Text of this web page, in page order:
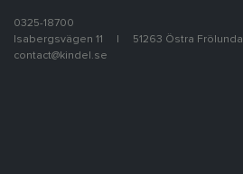
0325-18700
Isabergsvägen 11
51263 Östra Frölunda
contact@kindel.se